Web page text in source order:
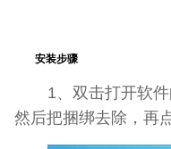
安装步骤
1、双击打开软
然后把捆绑去除，再